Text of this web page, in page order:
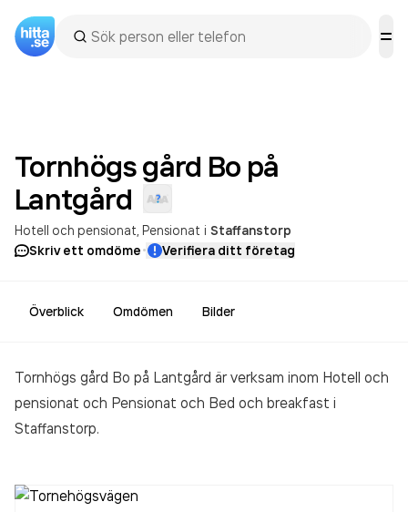
Tornhögs gård Bo på
Lantgård
Hotell och pensionat Pensionat i Staffanstorp
Skriv ett omdöme· Verifiera ditt företag
Överblick Omdömen Bilder
Tornhögs gård Bo på Lantgård är verksam inom Hotell och
pensionat och Pensionat och Bed och breakfast i
Staffanstorp.